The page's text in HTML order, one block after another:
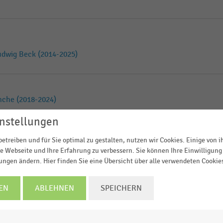
Beck (2014-2025)
(2018-2024)
(2025)
in Deutschland
und für Sie optimal zu gestalten, nutzen wir Cookies. Einige von
Webseite und Ihre Erfahrung zu verbessern. Sie können Ihre
ändern. Hier finden Sie eine Übersicht über alle verwendeten
ABLEHNEN SPEICHERN